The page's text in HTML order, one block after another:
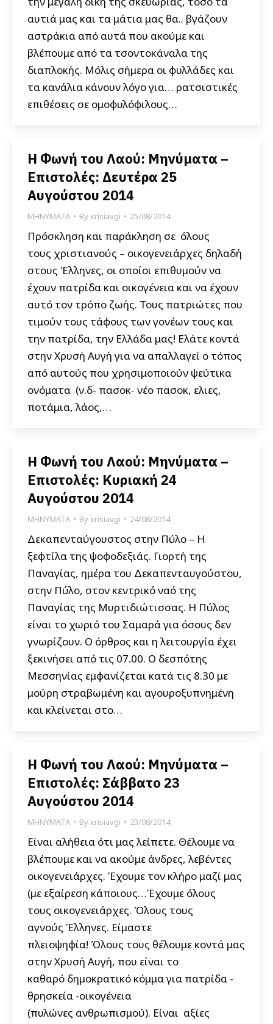
αυτιά μας και τα μάτια μας θα.. βγάζουν
αστράκια από αυτά που ακούμε και
βλέπουμε από τα τσοντοκάναλα της
διαπλοκής. Μόλις σήμερα οι φυλλάδες και
τα κανάλια κάνουν λόγο για… ρατσιστικές
επιθέσεις σε ομοφυλόφιλους…
Η Φωνή του Λαού: Μηνύματα –
Επιστολές: Δευτέρα 25
Αυγούστου 2014
ΜΗΝΥΜΑΤΑ Byxrisiavgi 25/08/2014
Πρόσκληση και παράκληση σε όλους
τους χριστιανούς – οικογενειάρχες δηλαδή
στους Έλληνες, οι οποίοι επιθυμούν να
έχουν πατρίδα και οικογένεια και να έχουν
αυτό τον τρόπο ζωής. Τους πατριώτες που
τιμούν τους τάφους των γονέων τους και
την πατρίδα, την Ελλάδα μας! Ελάτε κοντά
στην Χρυσή Αυγή για να απαλλαγεί ο τόπος
από αυτούς που χρησιμοποιούν ψεύτικα
ονόματα (ν.δ- πασοκ- νέο πασοκ, ελιες,
ποτάμια, λάος,…
Η Φωνή του Λαού: Μηνύματα –
Επιστολές: Κυριακή 24
Αυγούστου 2014
ΜΗΝΥΜΑΤΑ Byxrisiavgi 24/08/2014
Δεκαπενταύγουστος στην Πύλο – Η
ξεφτίλα της ψοφοδεξιάς. Γιορτή της
Παναγίας, ημέρα του Δεκαπενταυγούστου,
στην Πύλο, στον κεντρικό ναό της
Παναγίας της Μυρτιδιώτισσας. Η Πύλος
είναι το χωριό του Σαμαρά για όσους δεν
γνωρίζουν. Ο όρθρος και η λειτουργία έχει
ξεκινήσει από τις 07.00. Ο δεσπότης
Μεσσηνίας εμφανίζεται κατά τις 8.30 με
μούρη στραβωμένη και αγουροξυπνημένη
και κλείνεται στο…
Η Φωνή του Λαού: Μηνύματα –
Επιστολές: Σάββατο 23
Αυγούστου 2014
ΜΗΝΥΜΑΤΑ Byxrisiavgi 23/08/2014
Είναι αλήθεια ότι μας λείπετε. Θέλουμε να
βλέπουμε και να ακούμε άνδρες, λεβέντες
οικογενειάρχες. Έχουμε τον κλήρο μαζί μας
(με εξαίρεση κάποιους…Έχουμε όλους
τους οικογενειάρχες. Όλους τους
αγνούς Έλληνες. Είμαστε
πλειοψηφία! Όλους τους θέλουμε κοντά μας
στην Χρυσή Αυγή, που είναι το
καθαρό δημοκρατικό κόμμα για πατρίδα -
θρησκεία -οικογένεια
(πυλώνες ανθρωπισμού). Είναι αξίες